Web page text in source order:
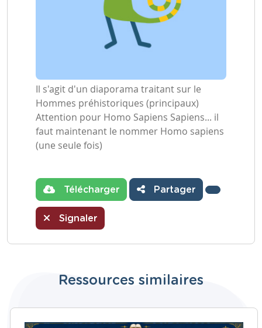
Il s'agit d'un diaporama traitant sur le
Hommes préhistoriques (principaux)
Attention pour Homo Sapiens Sapiens... il
faut maintenant le nommer Homo sapiens
(une seule fois)
Télécharger Partager
Signaler
Ressources similaires